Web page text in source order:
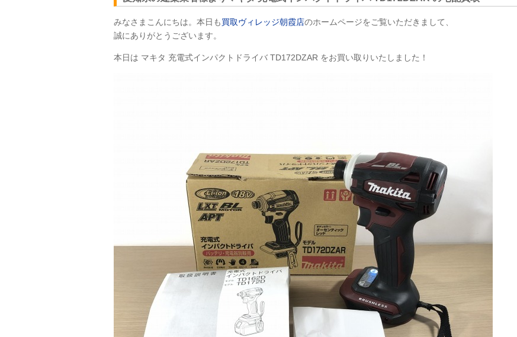
みなさまこんにちは。本日も買取ヴィレッジ朝霞店のホームページをご覧いただきまして、
誠にありがとうございます。
本日は マキタ 充電式インパクトドライバ TD172DZAR をお買い取りいたしました！